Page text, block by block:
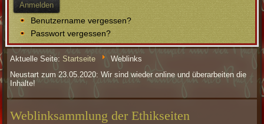
Anmelden
Benutzername vergessen?
Passwort vergessen?
Aktuelle Seite: Startseite
Weblinks
Neustart zum 23.05.2020: Wir sind wieder online und überarbeiten die
Inhalte!
Weblinksammlung der Ethikseiten